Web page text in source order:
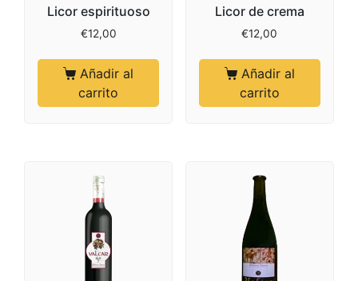
Licor espirituoso
€12,00
Añadir al
carrito
Licor de crema
€12,00
Añadir al
carrito